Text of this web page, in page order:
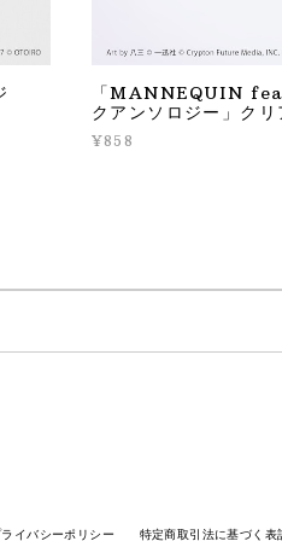
「MANNEQUIN
クアンソロジー」ク
¥858
ライバシーポリシー 特定商取引法に基づく表